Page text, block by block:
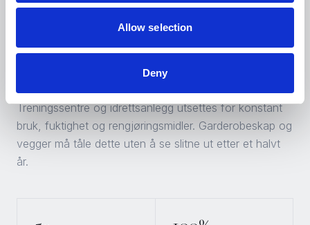
Allow selection
Deny
Slitesterke overflater i et krevende
Treningssentre og idrettsanlegg utsettes for konstant
bruk, fuktighet og rengjøringsmidler. Garderobeskap og
vegger må tåle dette uten å se slitne ut etter et halvt
år.